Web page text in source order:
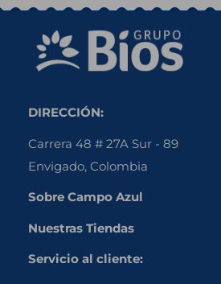
DIRECCIÓN:
Carrera 48 # 27A Sur - 89
Envigado, Colombia
Sobre Campo Azul
Nuestras Tiendas
Servicio al cliente: